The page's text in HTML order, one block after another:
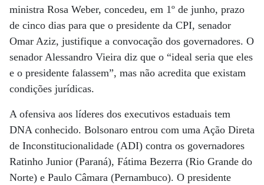
ministra Rosa Weber, concedeu, em 1º de junho, prazo
de cinco dias para que o presidente da CPI, senador
Omar Aziz, justifique a convocação dos governadores. O
senador Alessandro Vieira diz que o “ideal seria que eles
e o presidente falassem”, mas não acredita que existam
condições jurídicas.
A ofensiva aos líderes dos executivos estaduais tem
DNA conhecido. Bolsonaro entrou com uma Ação Direta
de Inconstitucionalidade (ADI) contra os governadores
Ratinho Junior (Paraná), Fátima Bezerra (Rio Grande do
Norte) e Paulo Câmara (Pernambuco). O presidente